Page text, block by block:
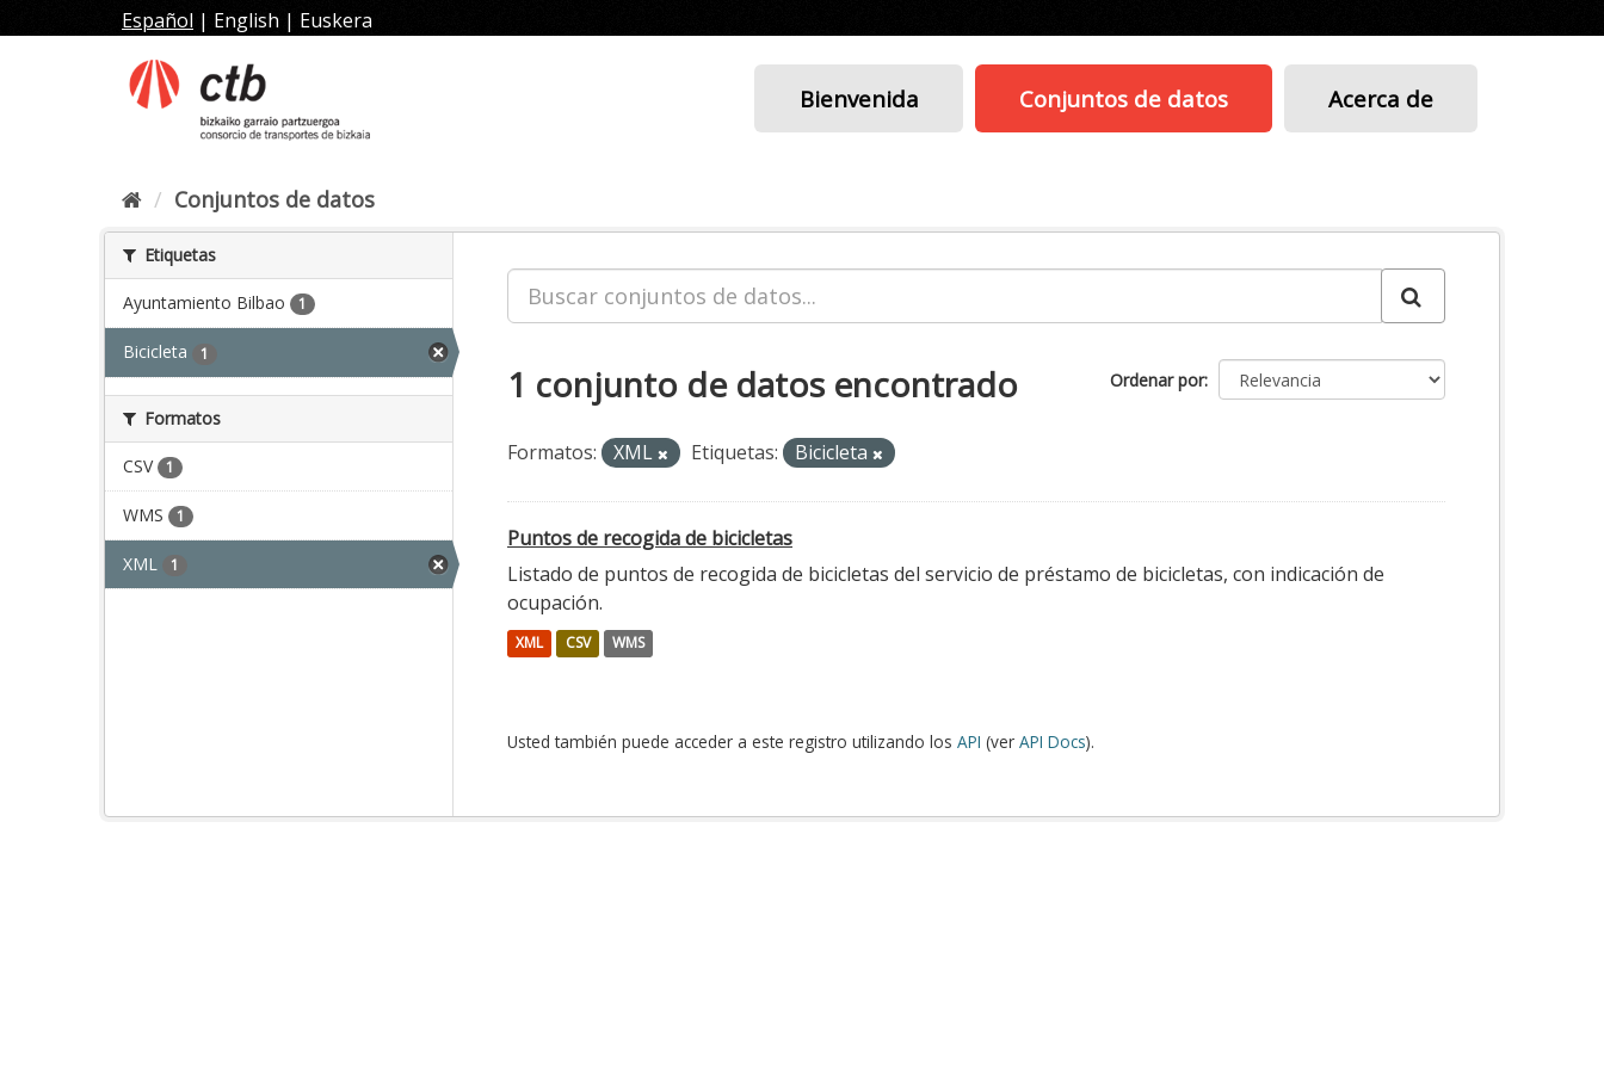
al
Español | English | Euskera
Bienvenida Conjuntos de datos Acerca de
Conjuntos de datos
Etiquetas
Ayuntamiento Bilbao 1
Bicicleta 1
Formatos
CSV 1
WMS 1
XML 1
Ordenar por
1 conjunto de datos encontrado
Formatos: XML Etiquetas: Bicicleta
Puntos de recogida de bicicletas
Listado de puntos de recogida de bicicletas del servicio de préstamo de bicicletas, con indicación de
ocupación.
XML CSV WMS
Usted también puede acceder a este registro utilizando los API (ver API Docs).